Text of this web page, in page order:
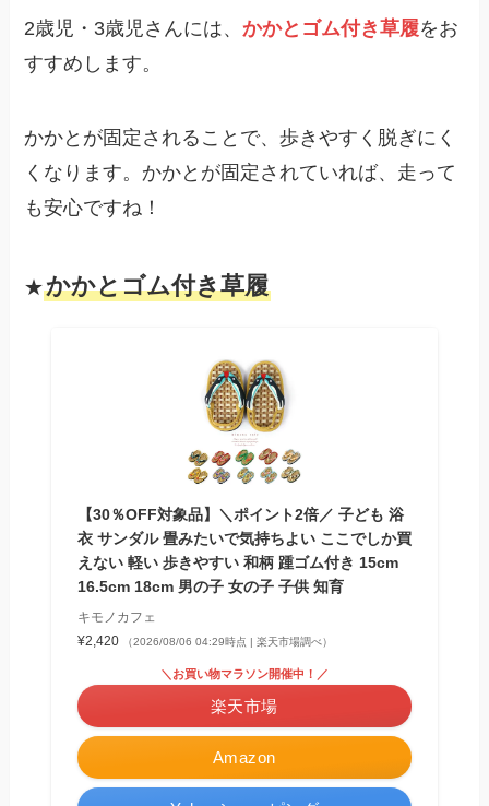
2歳児・3歳児さんには、かかとゴム付き草履をお
すすめします。
かかとが固定されることで、歩きやすく脱ぎにく
くなります。かかとが固定されていれば、走って
も安心ですね！
★かかとゴム付き草履
【30％OFF対象品】＼ポイント2倍／ 子ども 浴
衣 サンダル 畳みたいで気持ちよい ここでしか買
えない 軽い 歩きやすい 和柄 踵ゴム付き 15cm
16.5cm 18cm 男の子 女の子 子供 知育
キモノカフェ
¥2,420
（2026/08/06 04:29時点 | 楽天市場調べ）
Amazon
＼お買い物マラソン開催中！／
楽天市場